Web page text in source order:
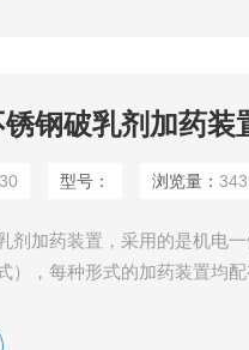
钢破乳剂加药装
型号： 浏览量：
剂加药装置，采用的是机电
），每种形式的加药装置均
相互转换加药。具有结构紧